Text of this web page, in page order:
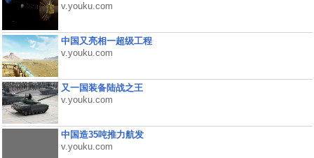
v.youku.com
中国又亮相一超级工程
v.youku.com
又一国装备陆战之王
v.youku.com
中国造35吨推力航发
v.youku.com